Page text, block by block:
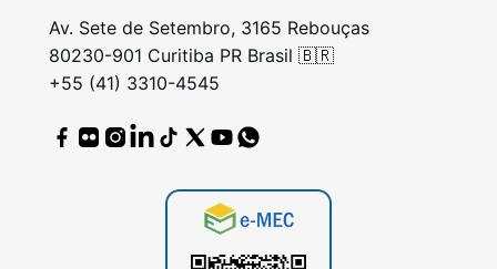
Av. Sete de Setembro, 3165 Rebouças
80230-901 Curitiba PR Brasil 🇧🇷
+55 (41) 3310-4545